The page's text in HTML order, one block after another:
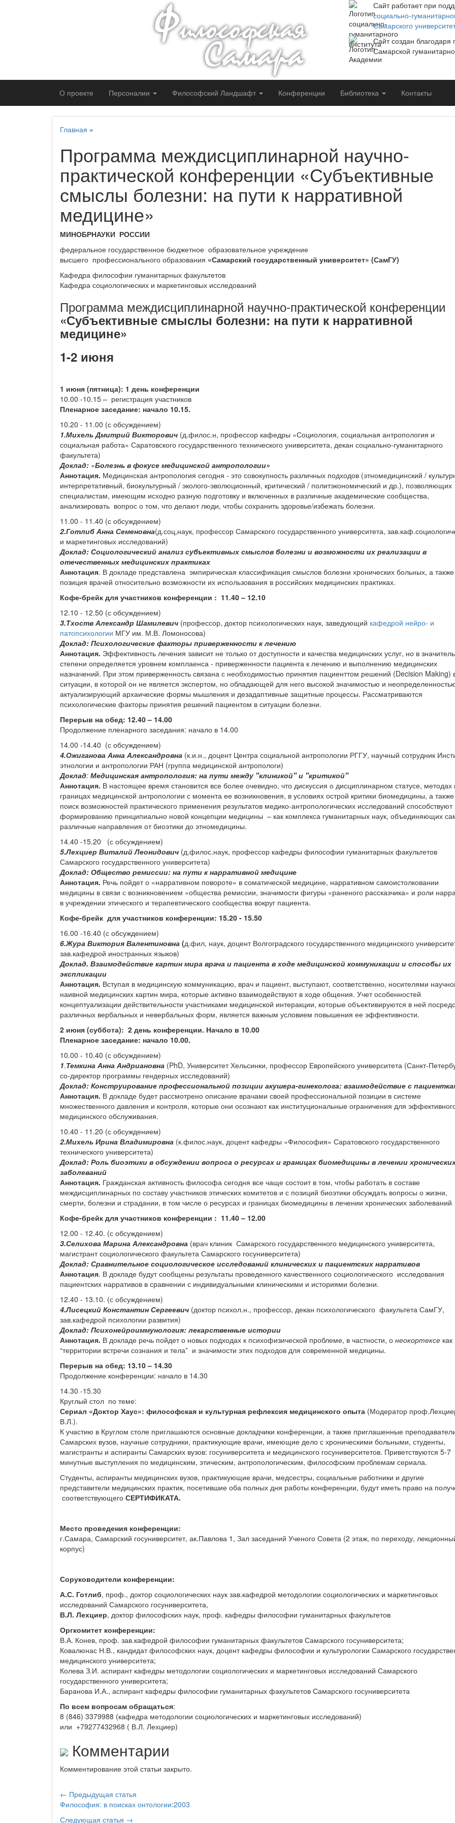
Сайт работает при
социально-
Самарского
Сайт создан благодаря
Самарской
О проекте Персоналии Философский Ландшафт Конференции Библиотека Контакты
Главная »
Программа междисциплинарной научно-
практической конференции «Субъективные
смыслы болезни: на пути к нарративной
медицине»
МИНОБРНАУКИ РОССИИ
федеральное государственное бюджетное образовательное учреждение
высшего профессионального образования «Самарский государственный университет» (СамГУ)
Кафедра философии гуманитарных факультетов
Кафедра социологических и маркетинговых исследований
Программа междисциплинарной научно-практической конференции
«Субъективные смыслы болезни: на пути к нарративной
медицине»
1-2 июня
1 июня (пятница): 1 день конференции
10.00 -10.15 – регистрация участников
Пленарное заседание: начало 10.15.
10.20 - 11.00 (с обсуждением)
1.Михель Дмитрий Викторович (д.филос.н, профессор кафедры «Социология, социальная антропология и
социальная работа» Саратовского государственного технического университета, декан социально-гуманитарного
факультета)
Доклад: «Болезнь в фокусе медицинской антропологии»
Аннотация. Медицинская антропология сегодня - это совокупность различных подходов (этномедицинский /
интерпретативный, биокультурный / эколого-эволюционный, критический / политэкономический и др.), позволяющих
специалистам, имеющим исходно разную подготовку и включенных в различные академические сообщества,
анализировать вопрос о том, что делают люди, чтобы сохранить здоровье/избежать болезни.
11.00 - 11.40 (с обсуждением)
2.Готлиб Анна Семеновна(д.соц,наук, профессор Самарского государственного университета,
и маркетинговых исследований)
Доклад: Социологический анализ субъективных смыслов болезни и возможности их реализации в
отечественных медицинских практиках
Аннотация. В докладе представлена эмпирическая классификация смыслов болезни хронических больных, а также
позиция врачей относительно возможности их использования в российских медицинских практиках.
Кофе-брейк для участников конференции : 11.40 – 12.10
12.10 - 12.50 (с обсуждением)
3.Тхоств Александр Шамилевич (профессор, доктор психологических наук, заведующий кафедрой нейро- и
патопсихологии МГУ им. М.В. Ломоносова)
Доклад: Психологические факторы приверженности к лечению
Аннотация. Эффективность лечения зависит не только от доступности и качества медицинских услуг, но в
степени определяется уровнем комплаенса - приверженности пациента к лечению и выполнению медицинских
назначений. При этом приверженность связана с необходимостью принятия пациенттом решений (Decision Making)
ситуации, в которой он не является экспертом, но обладающей для него высокой значимостью и
актуализирующий архаические формы мышления и дезадаптивные защитные процессы. Рассматриваются
психологические факторы принятия решений пациентом в ситуации болезни.
Перерыв на обед: 12.40 – 14.00
Продолжение пленарного заседания: начало в 14.00
14.00 -14.40 (с обсуждением)
4.Ожиганова Анна Александровна (к.и.н., доцент Центра социальной антропологии РГГУ, научный сотрудник
этнологии и антропологии РАН (группа медицинской антропологи)
Доклад: Медицинская антропология: на пути между "клиникой" и "критикой"
Аннотация. В настоящее время становится все более очевидно, что дискуссия о дисциплинарном статусе, методах
границах медицинской антропологии с момента ее возникновения, в условиях острой критики биомедицины, а также
поиск возможностей практического применения результатов медико-антропологических исследований способствуют
формированию принципиально новой концепции медицины – как комплекса гуманитарных наук, объединяющих
различные направления от биоэтики до этномедицины.
14.40 -15.20 (с обсуждением)
5.Лехциер ВиталийЛеонидович (д.филос.наук, профессор кафедры философии гуманитарных факультетов
Самарского государственного университета)
Доклад: Общество ремиссии: на пути к нарративной медицине
Аннотация. Речь пойдет о «нарративном повороте» в соматической медицине, нарративном самоистолковании
медицины в связи с возникновением «общества ремиссии, значимости фигуры «раненого рассказчика» и роли
в учреждении этического и терапевтического сообщества вокруг пациента.
Кофе-брейк для участников конференции: 15.20 - 15.50
16.00 -16.40 (с обсуждением)
6.Жура Виктория Валентиновна (д.фил, наук, доцент Волгоградского государственного медицинского
зав.кафедрой иностранных языков)
Доклад. Взаимодействие картин мира врача и пациента в ходе медицинской коммуникации и способы их
экспликации
Аннотация. Вступая в медицинскую коммуникацию, врач и пациент, выступают, соответственно, носителями
наивной медицинских картин мира, которые активно взаимодействуют в ходе общения. Учет особенностей
концептуализации действительности участниками медицинской интеракции, которые объективируются в ней
различных вербальных и невербальных форм, является важным условием повышения ее эффективности.
2 июня (суббота): 2 день конференции. Начало в 10.00
Пленарное заседание: начало 10.00.
10.00 - 10.40 (с обсуждением)
1.Темкина Анна Андриановна (PhD, Университет Хельсинки, профессор Европейского университета (Санкт-
со-директор программы гендерных исследований)
Доклад: Конструирование профессиональной позиции акушера-гинеколога: взаимодействие с
Аннотация. В докладе будет рассмотрено описание врачами своей профессиональной позиции в системе
множественного давления и контроля, которые они осознают как институциональные ограничения для
медицинского обслуживания.
10.40 - 11.20 (с обсуждением)
2.Михель Ирина Владимировна (к.филос.наук, доцент кафедры «Философия» Саратовского государственного
технического университета)
Доклад: Роль биоэтики в обсуждении вопроса о ресурсах и границах биомедицины в лечении
заболеваний
Аннотация. Гражданская активность философа сегодня все чаще состоит в том, чтобы работать в составе
междисциплинарных по составу участников этических комитетов и с позиций биоэтики обсуждать вопросы о жизни,
смерти, болезни и страдании, в том числе о ресурсах и границах биомедицины в лечении хронических заболеваний
Кофе-брейк для участников конференции : 11.40 – 12.00
12.00 - 12.40. (с обсуждением)
3.Селихова Марина Александровна (врач клиник Самарского государственного медицинского университета,
магистрант социологического факультета Самарского госуниверситета)
Доклад: Сравнительное социологическое исследований клинических и пациентских нарративов
Аннотация. В докладе будут сообщены результаты проведенного качественного социологического исследования
пациентских нарративов в сравнении с индивидуальными клиническими и историями болезни.
12.40 - 13.10. (с обсуждением)
4.Лисецкий Константин Сергеевич (доктор психол.н., профессор, декан психологического факультета СамГУ,
зав.кафедрой психологии развития)
Доклад: Психонейроиммунология: лекарственные истории
Аннотация. В докладе речь пойдет о новых подходах к психофизической проблеме, в частности, о неокортексе как
“территории встречи сознания и тела” и значимости этих подходов для современной медицины.
Перерыв на обед: 13.10 – 14.30
Продолжение конференции: начало в 14.30
14.30 -15.30
Круглый стол по теме:
Сериал «Доктор Хаус»: философская и культурная рефлексия медицинского опыта (Модератор
В.Л.).
К участию в Круглом столе приглашаются основные докладчики конференции, а также приглашенные
Самарских вузов, научные сотрудники, практикующие врачи, имеющие дело с хроническими больными, студенты,
магистранты и аспиранты Самарских вузов: госуниверситета и медицинского госуниверситетов. Приветствуются 5-7
минутные выступления по медицинским, этическим, антропологическим, философским проблемам сериала.
Студенты, аспиранты медицинских вузов, практикующие врачи, медсестры, социальные работники и другие
представители медицинских практик, посетившие оба полных дня работы конференции, будут иметь право на
соответствующего СЕРТИФИКАТА.
Место проведения конференции:
г.Самара, Самарский госуниверситет, ак.Павлова 1, Зал заседаний Ученого Совета (2 этаж, по переходу,
корпус)
Соруководители конференции:
А.С. Готлиб, проф., доктор социологических наук зав.кафедрой методологии социологических и маркетинговых
исследований Самарского госуниверситета,
В.Л. Лехциер, доктор философских наук, проф. кафедры философии гуманитарных факультетов
Оргкомитет конференции:
В.А. Конев, проф. зав.кафедрой философии гуманитарных факультетов Самарского госуниверситета;
Ковалюнас Н.В., кандидат философских наук, доцент кафедры философии и культурологии Самарского
медицинского университета;
Колева З.И. аспирант кафедры методологии социологических и маркетинговых исследований Самарского
государственного университета;
Баранова И.А., аспирант кафедры философии гуманитарных факультетов Самарского госуниверситета
По всем вопросам обращаться:
8 (846) 3379988 (кафедра методологии социологических и маркетинговых исследований)
или +79277432968 ( В.Л. Лехциер)
Комментарии
Комментирование этой статьи закрыто.
← Предыдущая статья
Философия: в поисках онтологии:2003
Следующая статья →